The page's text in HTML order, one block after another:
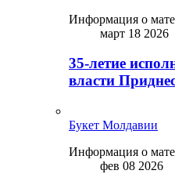
Информация о
март 18 2026
35-летие
власти
Букет Молдавии
Информация о
фев 08 2026